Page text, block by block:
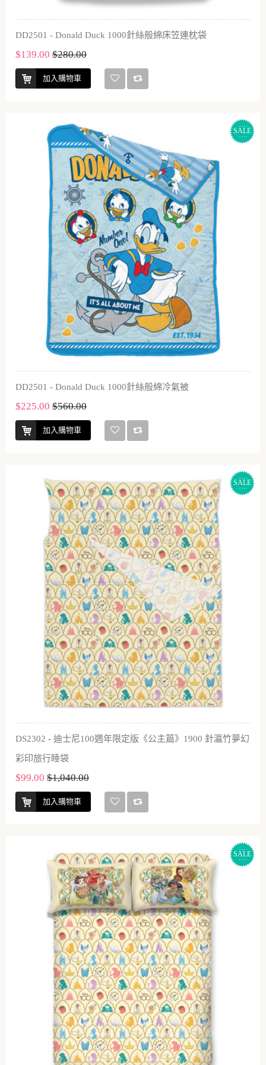
DD2501 - Donald Duck 1000針絲般綿床笠連枕袋
$139.00 $280.00
加入購物車
SALE
DD2501 - Donald Duck 1000針絲般綿冷氣被
$225.00 $560.00
加入購物車
SALE
DS2302 - 迪士尼100週年限定版《公主篇》1900 針瀛竹夢幻
彩印旅行睡袋
$99.00 $1,040.00
加入購物車
SALE